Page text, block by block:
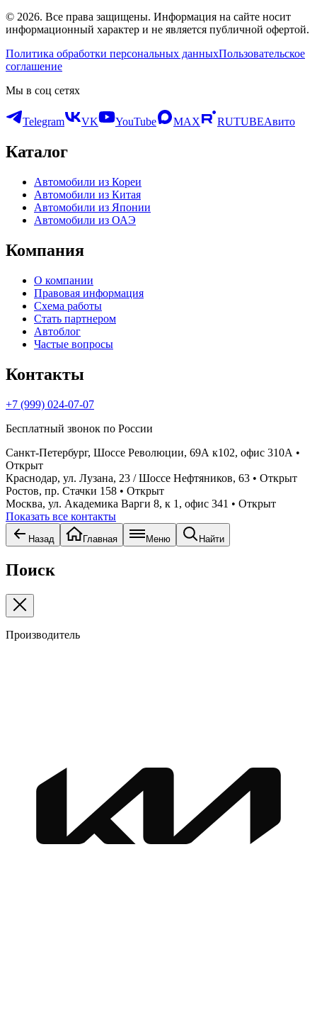
© 2026. Все права защищены. Информация на сайте носит
информационный характер и не является публичной офертой.
Политика обработки персональных данныхПользовательское
соглашение
Мы в соц сетях
Telegram VK YouTube MAX RUTUBEАвито
Каталог
Автомобили из Кореи
Автомобили из Китая
Автомобили из Японии
Автомобили из ОАЭ
Компания
О компании
Правовая информация
Схема работы
Стать партнером
Автоблог
Частые вопросы
Контакты
+7 (999) 024-07-07
Бесплатный звонок по России
Санкт-Петербург, Шоссе Революции, 69А к102, офис 310А •
Открыт
Краснодар, ул. Лузана, 23 / Шоссе Нефтяников, 63 • Открыт
Ростов, пр. Стачки 158 • Открыт
Москва, ул. Академика Варги 8, к 1, офис 341 • Открыт
Показать все контакты
Назад Главная Меню Найти
Поиск
Производитель